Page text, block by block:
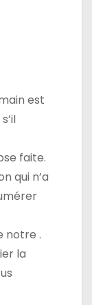
est
faite.
qui n’a
notre .
la